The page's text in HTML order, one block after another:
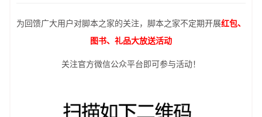
为回馈广大用户对脚本之家的关注，脚本之家不定期开展红包、
图书、礼品大放送活动
关注官方微信公众平台即可参与活动！